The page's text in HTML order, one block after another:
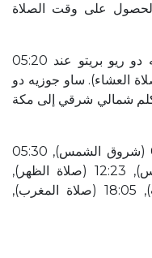
على وقت الصلاة
ستبدأ أوقات الصلاة اليوم ساو جوزيه دو ريو بريتو عند 05:20
الشمس) وتنتهي عند 19:13 (صلاة العشاء). ساو جوزيه دو
بريتو البرازيل يقع في 10758٫32 كلم شمالي شرقي إلى مكة
قائمة أوقات الصلاة لهذا اليوم 05:20 (شروق الشمس), 05:30
(صلاة الفجر), 06:42 (شروق الشمس), 12:23 (صلاة الظهر),
15:37 (صلاة العصر), 18:05 (غروب), 18:05 (صلاة المغرب),